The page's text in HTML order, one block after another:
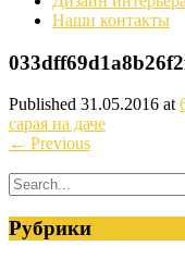
Наши контакты
Published 31.05.2016 at
сарая на даче
← Previous
Рубрики